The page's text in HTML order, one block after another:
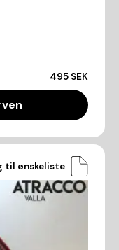
495 SEK
til ønskeliste